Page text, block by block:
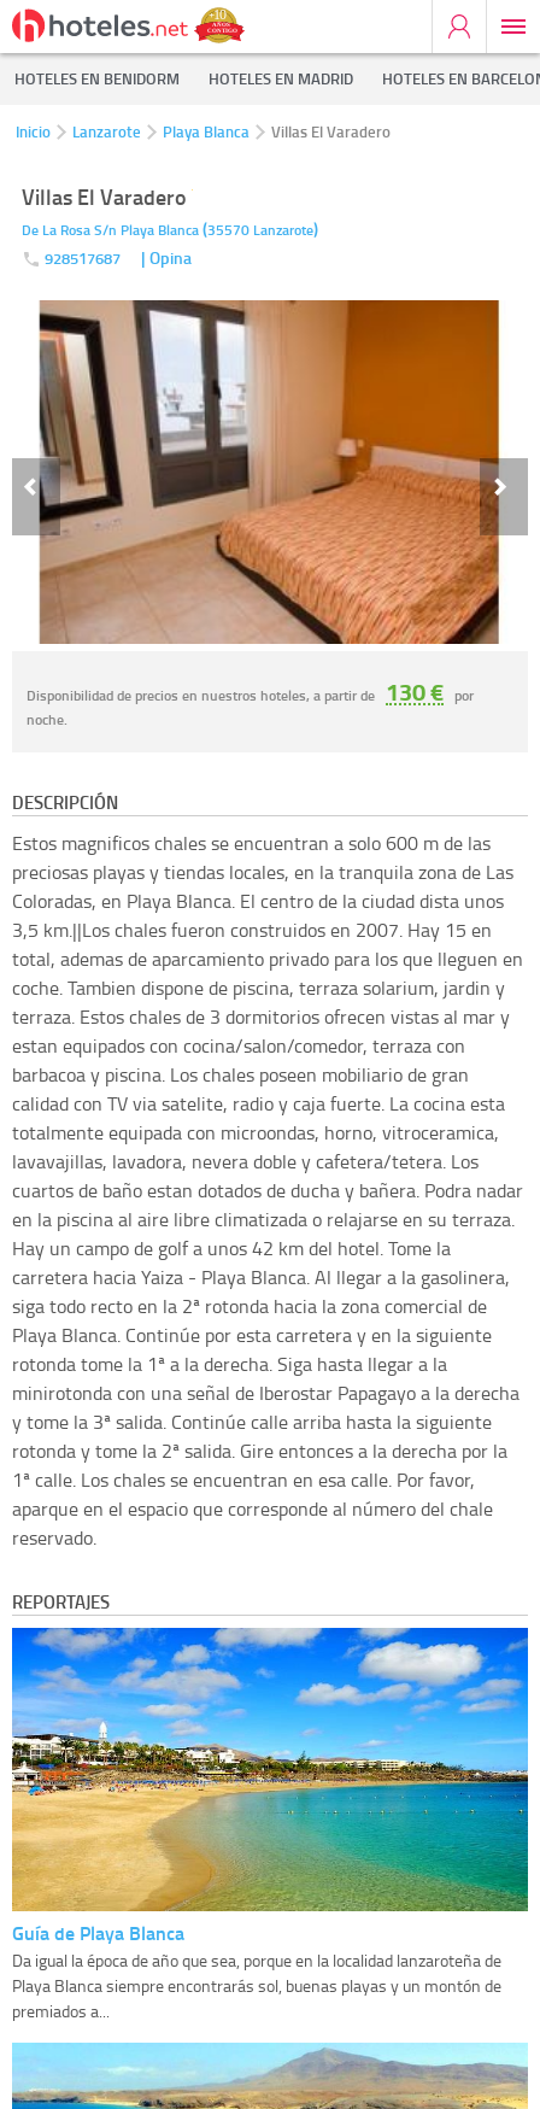
HOTELES EN BENIDORM HOTELES EN MADRID HOTELES EN
Inicio Lanzarote Playa Blanca Villas El Varadero
Villas El Varadero
De La Rosa S/n Playa Blanca(35570 Lanzarote)
928517687 | Opina
Disponibilidad de precios en nuestros hoteles, a partir de 130 € por
noche.
DESCRIPCIÓN
Estos magnificos chales se encuentran a solo 600 m de las
preciosas playas y tiendas locales, en la tranquila zona de Las
Coloradas, en Playa Blanca. El centro de la ciudad dista unos
3,5 km.||Los chales fueron construidos en 2007. Hay 15 en
total, ademas de aparcamiento privado para los que lleguen en
coche. Tambien dispone de piscina, terraza solarium, jardin y
terraza. Estos chales de 3 dormitorios ofrecen vistas al mar y
estan equipados con cocina/salon/comedor, terraza con
barbacoa y piscina. Los chales poseen mobiliario de gran
calidad con TV via satelite, radio y caja fuerte. La cocina esta
totalmente equipada con microondas, horno, vitroceramica,
lavavajillas, lavadora, nevera doble y cafetera/tetera. Los
cuartos de baño estan dotados de ducha y bañera. Podra nadar
en la piscina al aire libre climatizada o relajarse en su terraza.
Hay un campo de golf a unos 42 km del hotel. Tome la
carretera hacia Yaiza - Playa Blanca. Al llegar a la gasolinera,
siga todo recto en la 2ª rotonda hacia la zona comercial de
Playa Blanca. Continúe por esta carretera y en la siguiente
rotonda tome la 1ª a la derecha. Siga hasta llegar a la
minirotonda con una señal de Iberostar Papagayo a la derecha
y tome la 3ª salida. Continúe calle arriba hasta la siguiente
rotonda y tome la 2ª salida. Gire entonces a la derecha por la
1ª calle. Los chales se encuentran en esa calle. Por favor,
aparque en el espacio que corresponde al número del chale
reservado.
REPORTAJES
Guía de Playa Blanca
Da igual la época de año que sea, porque en la localidad lanzaroteña de
Playa Blanca siempre encontrarás sol, buenas playas y un montón de
premiados a...